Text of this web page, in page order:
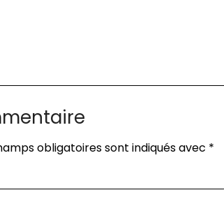
obligatoires sont indiqués avec *